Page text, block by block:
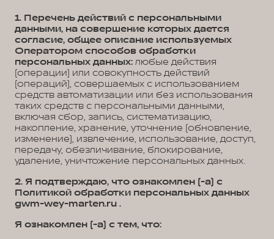
1. Перечень действий с персональными
данными, на совершение которых дается
согласие, общее описание используемых
Оператором способов обработки
персональных данных: любые действия
(операции) или совокупность действий
(операций), совершаемых с использованием
средств автоматизации или без использования
таких средств с персональными данными,
включая сбор, запись, систематизацию,
накопление, хранение, уточнение (обновление,
изменение), извлечение, использование, доступ,
передачу, обезличивание, блокирование,
удаление, уничтожение персональных данных.
2. Я подтверждаю, что ознакомлен (-а) с
Политикой обработки персональных данных
gwm-wey-marten.ru .
Я ознакомлен (-а) с тем, что: